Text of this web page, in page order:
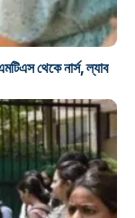
থেকে নার্স, ল্যাব